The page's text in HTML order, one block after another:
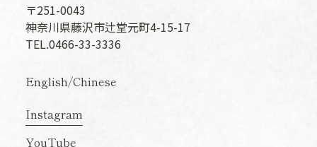
〒251-0043
神奈川県藤沢市辻堂元町4-15-17
TEL.0466-33-3336
English/Chinese
Instagram
YouTube